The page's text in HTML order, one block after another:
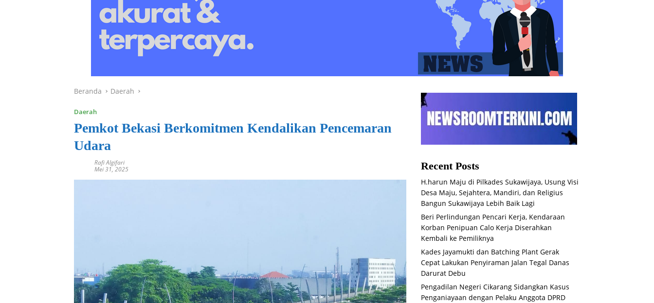
Beranda Daerah
Daerah
Pemkot Bekasi Berkomitmen Kendalikan Pencemaran
Udara
Rafi Algifari
Mei 31, 2025
Recent Posts
H.harun Maju di Pilkades Sukawijaya, Usung Visi
Desa Maju, Sejahtera, Mandiri, dan Religius
Bangun Sukawijaya Lebih Baik Lagi
Beri Perlindungan Pencari Kerja, Kendaraan
Korban Penipuan Calo Kerja Diserahkan
Kembali ke Pemiliknya
Kades Jayamukti dan Batching Plant Gerak
Cepat Lakukan Penyiraman Jalan Tegal Danas
Darurat Debu
Pengadilan Negeri Cikarang Sidangkan Kasus
Penganiayaan dengan Pelaku Anggota DPRD